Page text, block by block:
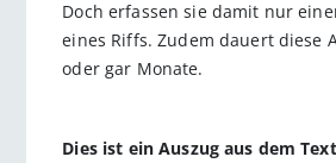
Doch erfassen sie damit nur
eines Riffs. Zudem dauert diese
oder gar Monate.
Dies ist ein Auszug aus dem